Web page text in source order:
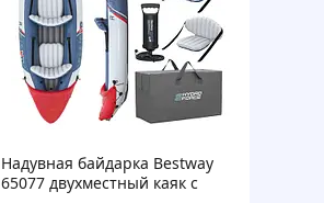
Надувная байдарка Bestway
65077 двухместный каяк с